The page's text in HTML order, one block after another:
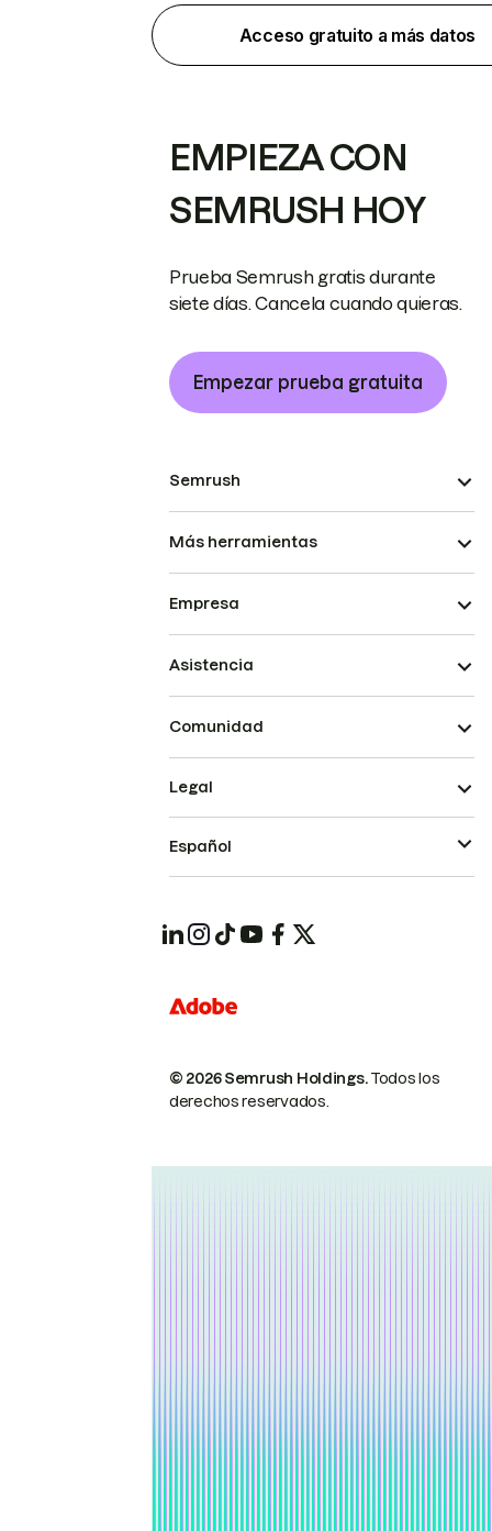
Acceso gratuito a más datos
EMPIEZA CON
SEMRUSH HOY
Prueba Semrush gratis durante
siete días. Cancela cuando quieras.
Empezar prueba gratuita
Semrush
Más herramientas
Empresa
Asistencia
Comunidad
© 2026 Semrush Holdings.Todos los
derechos reservados.
Legal
Español